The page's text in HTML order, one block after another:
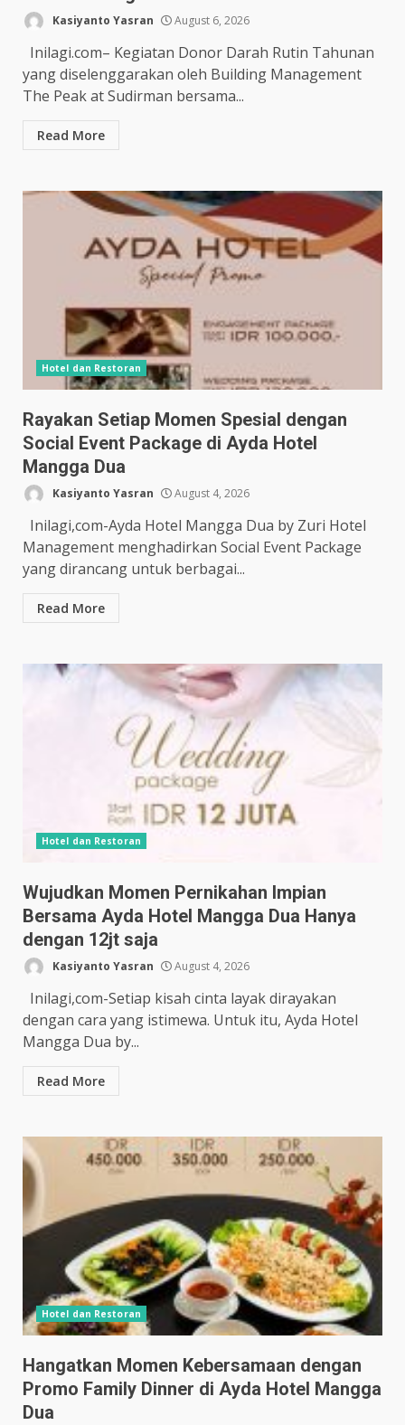
Kasiyanto Yasran August 6, 2026
Inilagi.com– Kegiatan Donor Darah Rutin Tahunan
yang diselenggarakan oleh Building Management
The Peak at Sudirman bersama...
Read More
Hotel dan Restoran
Rayakan Setiap Momen Spesial dengan
Social Event Package di Ayda Hotel
Mangga Dua
Kasiyanto Yasran August 4, 2026
Inilagi,com-Ayda Hotel Mangga Dua by Zuri Hotel
Management menghadirkan Social Event Package
yang dirancang untuk berbagai...
Read More
Hotel dan Restoran
Wujudkan Momen Pernikahan Impian
Bersama Ayda Hotel Mangga Dua Hanya
dengan 12jt saja
Kasiyanto Yasran August 4, 2026
Inilagi,com-Setiap kisah cinta layak dirayakan
dengan cara yang istimewa. Untuk itu, Ayda Hotel
Mangga Dua by...
Read More
Hotel dan Restoran
Hangatkan Momen Kebersamaan dengan
Promo Family Dinner di Ayda Hotel Mangga
Dua